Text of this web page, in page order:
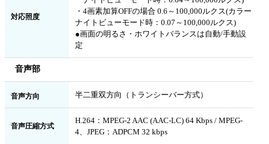
対応照度
・4画素加算OFFの場合 0.6～100,000ルクス(カラー
ナイトビューモード時：0.07～100,000ルクス)
●画面の明るさ・ホワイトバランスは自動/手動設
定
音声部
音声方向 半二重双方向（トランシーバー方式）
音声圧縮方式
H.264：MPEG-2 AAC (AAC-LC) 64 Kbps / MPEG-
4、JPEG：ADPCM 32 kbps